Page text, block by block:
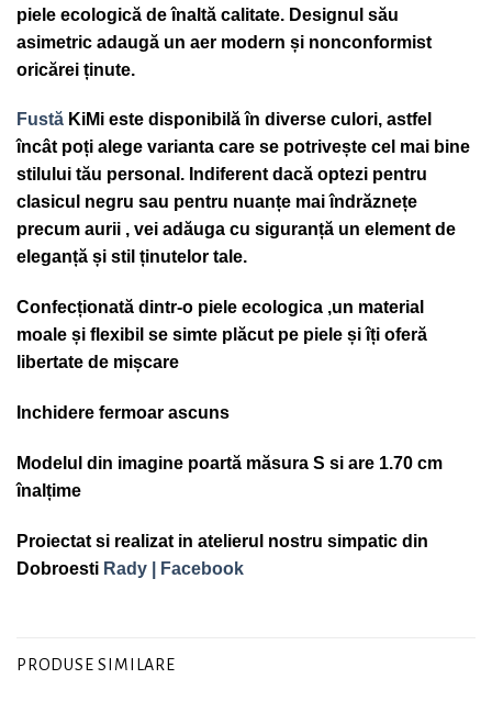
piele ecologică de înaltă calitate. Designul său
asimetric adaugă un aer modern și nonconformist
oricărei ținute.
Fustă KiMi este disponibilă în diverse culori, astfel
încât poți alege varianta care se potrivește cel mai bine
stilului tău personal. Indiferent dacă optezi pentru
clasicul negru sau pentru nuanțe mai îndrăznețe
precum aurii , vei adăuga cu siguranță un element de
eleganță și stil ținutelor tale.
Confecționată dintr-o piele ecologica ,un material
moale și flexibil se simte plăcut pe piele și îți oferă
libertate de mișcare
Inchidere fermoar ascuns
Modelul din imagine poartă măsura S si are 1.70 cm
înalțime
Proiectat si realizat in atelierul nostru simpatic din
Dobroesti Rady | Facebook
PRODUSE SIMILARE